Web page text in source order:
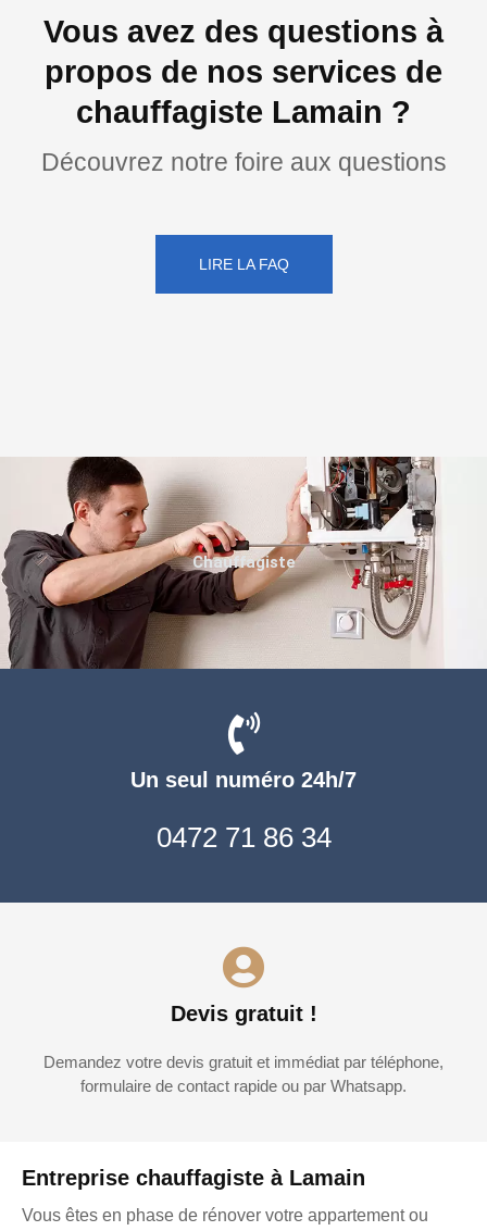
Vous avez des questions à
propos de nos services de
chauffagiste Lamain ?
Découvrez notre foire aux questions
LIRE LA FAQ
Entreprise chauffagiste à Lamain
Vous êtes en phase de rénover votre appartement ou
Un seul numéro 24h/7
0472 71 86 34
Devis gratuit !
Demandez votre devis gratuit et immédiat par téléphone,
formulaire de contact rapide ou par Whatsapp.
Chauffagiste